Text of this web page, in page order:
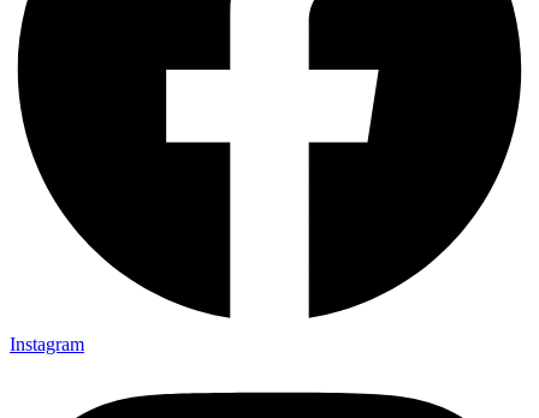
Instagram